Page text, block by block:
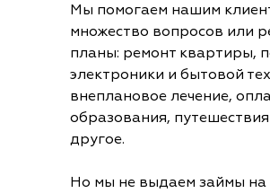
Мы помогаем нашим
множество вопросов или
планы: ремонт квартиры,
электроники и бытовой
внеплановое лечение,
образования,
другое.
Но мы не выдаем займы на